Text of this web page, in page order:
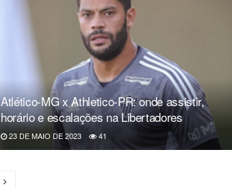
Atlético-MG x Athletico-PR: onde assistir,
horário e escalações na Libertadores
23 DE MAIO DE 2023 41